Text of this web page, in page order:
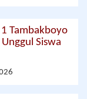
1 Tambakboyo
Siswa